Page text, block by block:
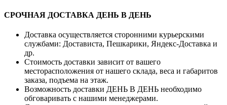
СРОЧНАЯ ДОСТАВКА ДЕНЬ В ДЕНЬ
Доставка осуществляется сторонними курьерскими
службами: Достависта, Пешкарики, Яндекс-Доставка и
др.
Стоимость доставки зависит от вашего
месторасположения от нашего склада, веса и габаритов
заказа, подъема на этаж.
Возможность доставки ДЕНЬ В ДЕНЬ необходимо
обговаривать с нашими менеджерами.